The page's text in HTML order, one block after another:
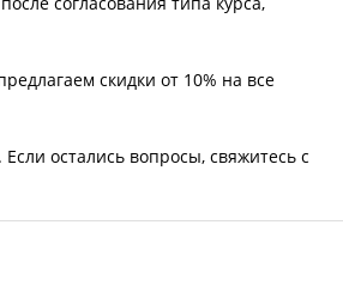
скидки от 10% на все
остались вопросы, свяжитесь с